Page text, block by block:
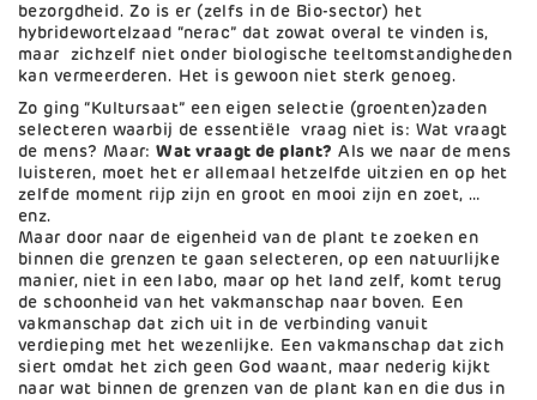
bezorgdheid. Zo is er (zelfs in de Bio-sector) het
hybridewortelzaad “nerac” dat zowat overal te vinden is,
maar zichzelf niet onder biologische teeltomstandigheden
kan vermeerderen. Het is gewoon niet sterk genoeg.
Zo ging “Kultursaat” een eigen selectie (groenten)zaden
selecteren waarbij de essentiële vraag niet is: Wat vraagt
de mens? Maar:Wat vraagt de plant? Als we naar de mens
luisteren, moet het er allemaal hetzelfde uitzien en op het
zelfde moment rijp zijn en groot en mooi zijn en zoet, …
enz.
Maar door naar de eigenheid van de plant te zoeken en
binnen die grenzen te gaan selecteren, op een natuurlijke
manier, niet in een labo, maar op het land zelf, komt terug
de schoonheid van het vakmanschap naar boven. Een
vakmanschap dat zich uit in de verbinding vanuit
verdieping met het wezenlijke. Een vakmanschap dat zich
siert omdat het zich geen God waant, maar nederig kijkt
naar wat binnen de grenzen van de plant kan en die dus in